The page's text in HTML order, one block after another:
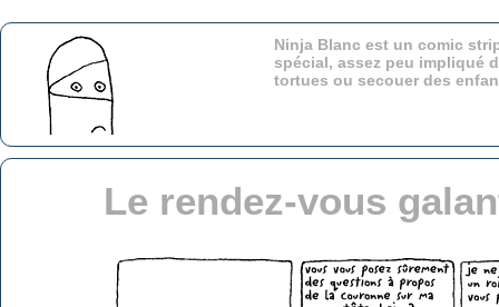
Ninja Blanc est un comic
spécial, assez peu impliqué
tortues ou secouer des
Le rendez-vous